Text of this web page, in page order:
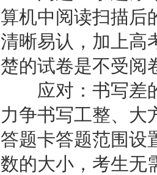
算机中阅读扫描后
清晰易认，加上高
楚的试卷是不受阅
应对：书写差的
力争书写工整、大
答题卡答题范围设
数的大小，考生无